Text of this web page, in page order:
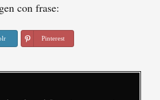
con frase:
Pinterest